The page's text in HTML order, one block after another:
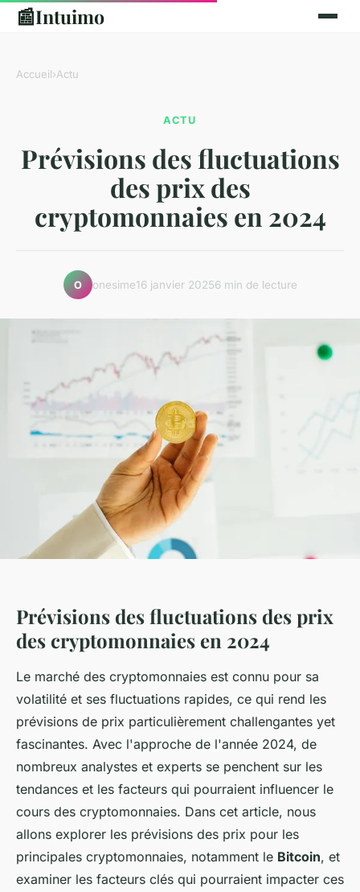
📰Intuimo
Accueil›Actu
ACTU
Prévisions des fluctuations
des prix des
cryptomonnaies en 2024
O onesime16 janvier 20256 min de lecture
Prévisions des fluctuations des prix
des cryptomonnaies en 2024
Le marché des cryptomonnaies est connu pour sa
volatilité et ses fluctuations rapides, ce qui rend les
prévisions de prix particulièrement challengantes yet
fascinantes. Avec l'approche de l'année 2024, de
nombreux analystes et experts se penchent sur les
tendances et les facteurs qui pourraient influencer le
cours des cryptomonnaies. Dans cet article, nous
allons explorer les prévisions des prix pour les
principales cryptomonnaies, notamment le Bitcoin, et
examiner les facteurs clés qui pourraient impacter ces